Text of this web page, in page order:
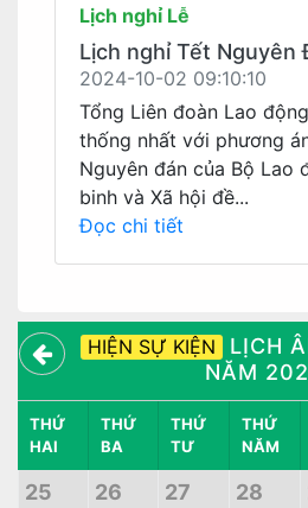
Lịch nghỉ Lễ
Lịch nghỉ Tết Nguyên
2024-10-02 09:10:10
Tổng Liên đoàn Lao
thống nhất với phương
Nguyên đán của Bộ Lao
binh và Xã hội đề...
Đọc chi tiết
HIỆN SỰ KIỆN
LỊCH
NĂM
THỨ
HAI
THỨ
BA
THỨ
TƯ
THỨ
NĂM
25 26 27 28